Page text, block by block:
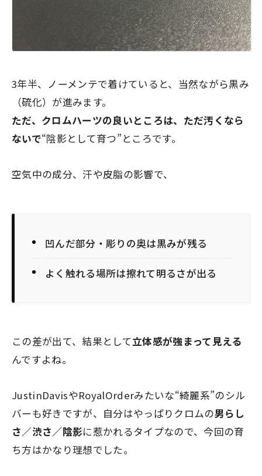
3年半、ノーメンテで着けていると、当然ながら黒み
（硫化）が進みます。
ただ、クロムハーツの良いところは、ただ汚くなら
ないで“陰影として育つ”ところです。
空気中の成分、汗や皮脂の影響で、
凹んだ部分・彫りの奥は黒みが残る
よく触れる場所は擦れて明るさが出る
この差が出て、結果として立体感が強まって見える
んですよね。
JustinDavisやRoyalOrderみたいな“綺麗系”のシル
バーも好きですが、自分はやっぱりクロムの男らし
さ／渋さ／陰影に惹かれるタイプなので、今回の育
ち方はかなり理想でした。